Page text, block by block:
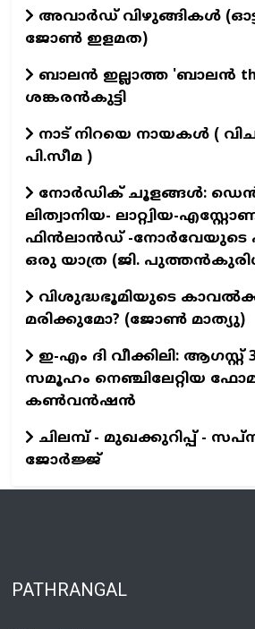
അവാർഡ് വിഴുങ്ങികൾ
ജോൺ ഇളമത)
ബാലൻ ഇല്ലാത്ത 'ബാലൻ the
ശങ്കരൻകുട്ടി
നാട് നിറയെ നായകൾ (
പി.സീമ )
നോർഡിക് ചൂളങ്ങൾ:
ലിത്വാനിയ- ലാറ്റ്വിയ-
ഫിൻലാൻഡ് -നോർവേയുടെ
ഒരു യാത്ര (ജി.
വിശുദ്ധഭൂമിയുടെ
മരിക്കുമോ? (ജോണ്‍ മാത്യു)
ഇ-എം ദി വീക്കിലി: ആഗസ്റ്റ്
സമൂഹം നെഞ്ചിലേറ്റിയ
കൺവൻഷൻ
ചിലമ്പ് - മുഖക്കുറിപ്പ് -
ജോർജ്ജ്
PATHRANGAL